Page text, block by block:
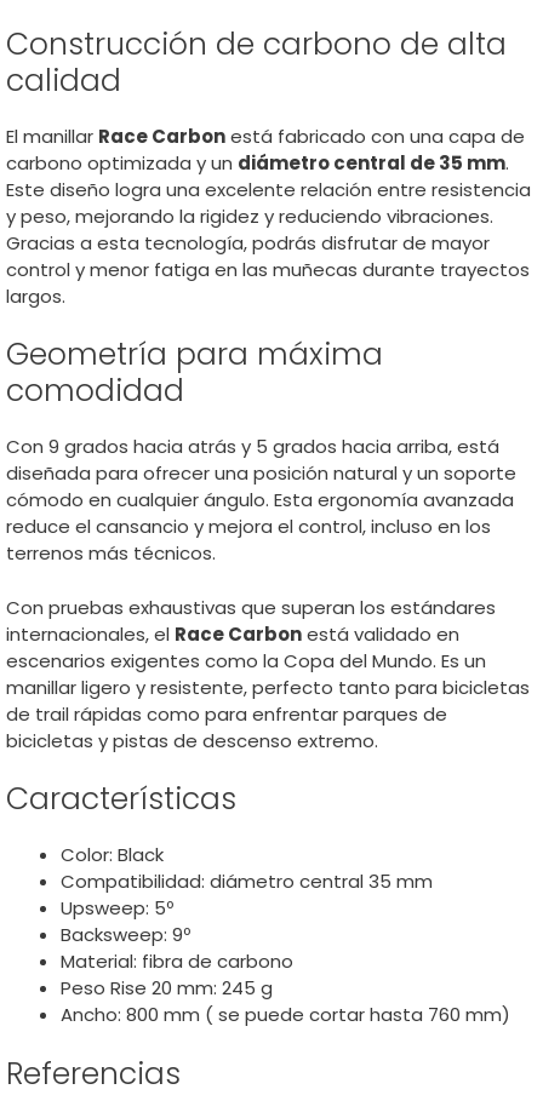
Construcción de carbono de alta
calidad
El manillar Race Carbonestá fabricado con una capa de
carbono optimizada y un diámetro central de 35 mm.
Este diseño logra una excelente relación entre resistencia
y peso, mejorando la rigidez y reduciendo vibraciones.
Gracias a esta tecnología, podrás disfrutar de mayor
control y menor fatiga en las muñecas durante trayectos
largos.
Geometría para máxima
comodidad
Con 9 grados hacia atrás y 5 grados hacia arriba, está
diseñada para ofrecer una posición natural y un soporte
cómodo en cualquier ángulo. Esta ergonomía avanzada
reduce el cansancio y mejora el control, incluso en los
terrenos más técnicos.
Con pruebas exhaustivas que superan los estándares
internacionales, el Race Carbonestá validado en
escenarios exigentes como la Copa del Mundo. Es un
manillar ligero y resistente, perfecto tanto para bicicletas
de trail rápidas como para enfrentar parques de
bicicletas y pistas de descenso extremo.
Características
Color: Black
Compatibilidad: diámetro central 35 mm
Upsweep: 5º
Backsweep: 9º
Material: fibra de carbono
Peso Rise 20 mm: 245 g
Ancho: 800 mm ( se puede cortar hasta 760 mm)
Referencias